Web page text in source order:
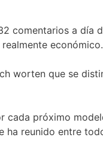
comentarios a día
económico.
worten que se
cada próximo
ha reunido entre